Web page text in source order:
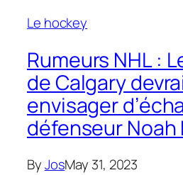
Le hockey
Rumeurs NHL :
de Calgary
envisager
défenseur Noah
ByJosMay 31, 2023